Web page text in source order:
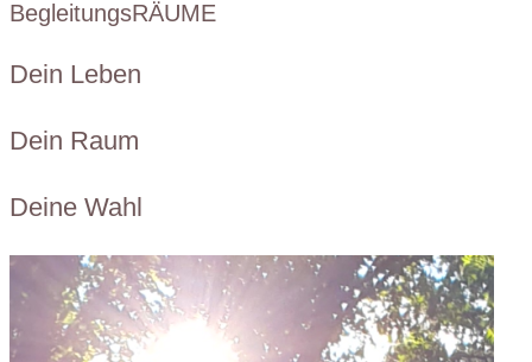
BegleitungsRÄUME
Dein Leben
Dein Raum
Deine Wahl